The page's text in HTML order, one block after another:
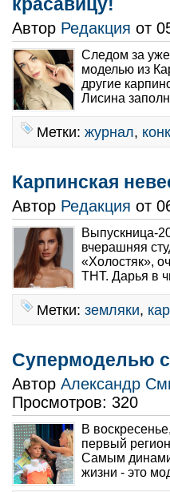
Автор Редакция от
Следом за
моделью из
другие
Лисина
Метки: журнал,
Карпинская
Автор Редакция от
Выпускница-
вчерашняя
«Холостяк»,
ТНТ. Дарья в
Метки: земляки,
Супермоделью
Автор Александр
Просмотров: 320
В
первый
Самым
жизни - это